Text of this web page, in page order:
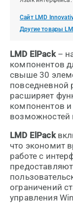
Сайт LMD
Другие товары
LMD ElPack–
компонентов
свыше 30
повседневной
расширяет
компонентов
возможностей
LMD ElPack
что экономит
работе с
ограничений
управления